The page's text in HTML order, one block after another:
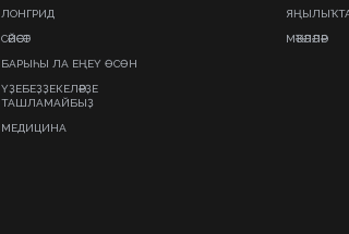
ЛОНГРИД
СӘЙӘСӘТ
БАРЫҺЫ ЛА ЕҢЕҮ ӨСӨН
ҮҘЕБЕҘҘЕКЕЛӘРҘЕ
ТАШЛАМАЙБЫҘ
МЕДИЦИНА
МӘҠӘЛӘЛӘР